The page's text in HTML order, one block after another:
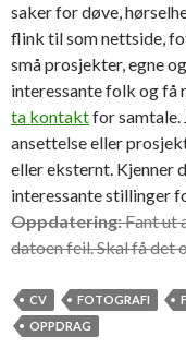
saker for døve,
flink til som nettside,
små prosjekter, egne
interessante folk og få
ta kontaktfor samtale.
ansettelse eller
eller eksternt. Kjenner
interessante stillinger
Oppdatering:Fant ut
datoen feil. Skal få det
CV FOTOGRAFI
OPPDRAG